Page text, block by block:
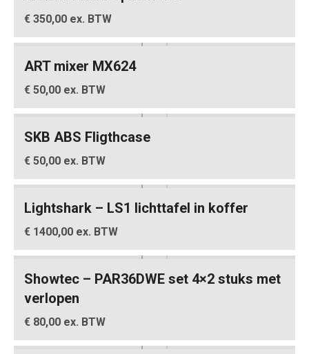
€ 350,00 ex. BTW
ART mixer MX624
€ 50,00 ex. BTW
SKB ABS Fligthcase
€ 50,00 ex. BTW
Lightshark – LS1 lichttafel in koffer
€ 1400,00 ex. BTW
Showtec – PAR36DWE set 4×2 stuks met
verlopen
€ 80,00 ex. BTW